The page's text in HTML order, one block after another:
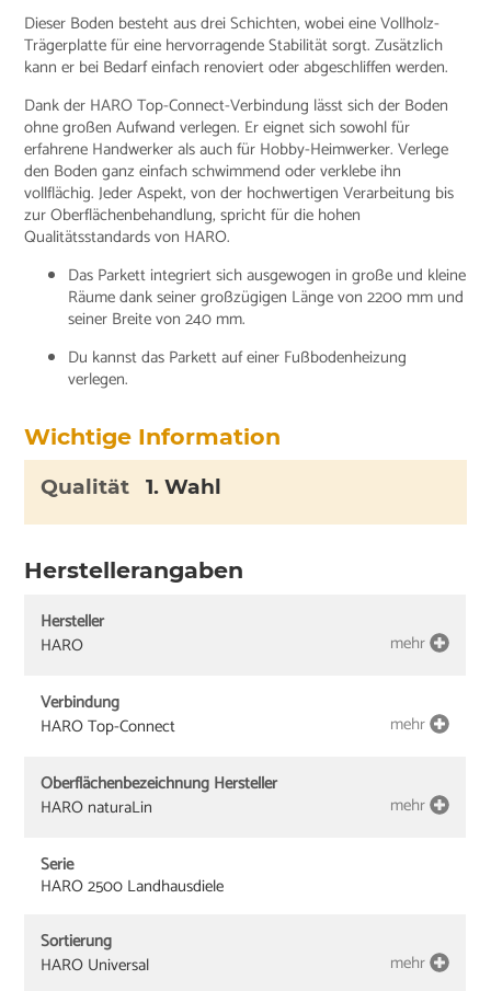
Dieser Boden besteht aus drei Schichten, wobei eine Vollholz-
Trägerplatte für eine hervorragende Stabilität sorgt. Zusätzlich
kann er bei Bedarf einfach renoviert oder abgeschliffen werden.
Dank der HARO Top-Connect-Verbindung lässt sich der Boden
ohne großen Aufwand verlegen. Er eignet sich sowohl für
erfahrene Handwerker als auch für Hobby-Heimwerker. Verlege
den Boden ganz einfach schwimmend oder verklebe ihn
vollflächig. Jeder Aspekt, von der hochwertigen Verarbeitung bis
zur Oberflächenbehandlung, spricht für die hohen
Qualitätsstandards von HARO.
Das Parkett integriert sich ausgewogen in große und kleine
Räume dank seiner großzügigen Länge von 2200 mm und
seiner Breite von 240 mm.
Du kannst das Parkett auf einer Fußbodenheizung
verlegen.
Wichtige Information
Qualität 1. Wahl
Herstellerangaben
Hersteller
HARO
mehr
Verbindung
HARO Top-Connect
mehr
Oberflächenbezeichnung Hersteller
HARO naturaLin
mehr
Serie
HARO 2500 Landhausdiele
Sortierung
HARO Universal
mehr